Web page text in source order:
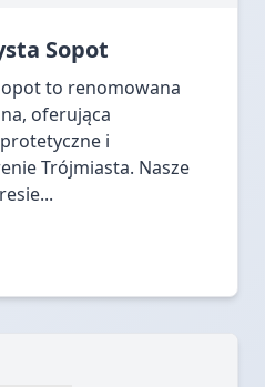
Sopot
to renomowana
oferująca
i
Trójmiasta. Nasze